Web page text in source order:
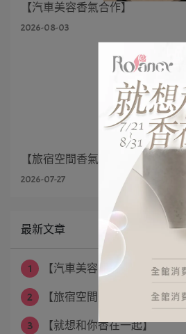
【汽車美容香氣合作】
2026-08-03
【旅宿空間香氣合作】
2026-07-27
最新文章
1 【汽車美容香氣合作】
2 【旅宿空間香氣合作】
3 【就想和你香在一起】